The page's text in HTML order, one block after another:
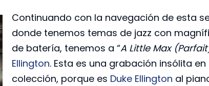
Continuando con la navegación de esta
donde tenemos temas de jazz con
de batería, tenemos a “A Little Max
Ellington. Esta es una grabación insólita
colección, porque es Duke Ellington al